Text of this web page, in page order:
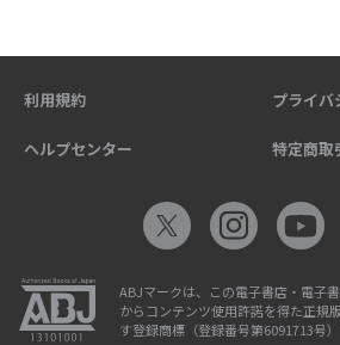
利用規約 プライバ
ヘルプセンター 特定商取
ABJマークは、この電子書店・電子
からコンテンツ使用許諾を得た正規
す登録商標（登録番号第6091713号）